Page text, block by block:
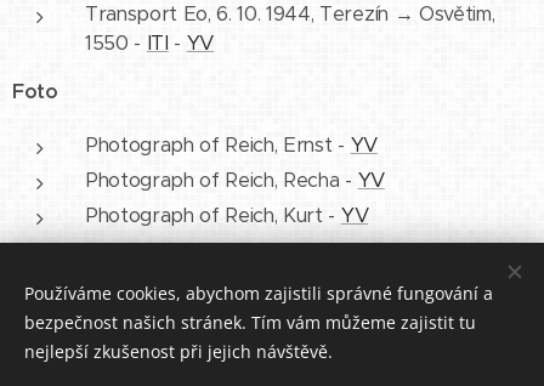
Transport Eo, 6. 10. 1944, Terezín → Osvětim,
1550 - ITI - YV
Foto
Photograph of Reich, Ernst - YV
Photograph of Reich, Recha - YV
Photograph of Reich, Kurt - YV
Photograph of Reich, Willy -YV
Používáme cookies, abychom zajistili správné fungování a
bezpečnost našich stránek. Tím vám můžeme zajistit tu
nejlepší zkušenost při jejich návštěvě.